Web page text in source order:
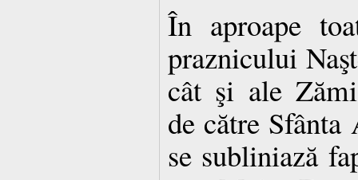
În aproape
praznicului
cât şi ale
de către
se subliniază